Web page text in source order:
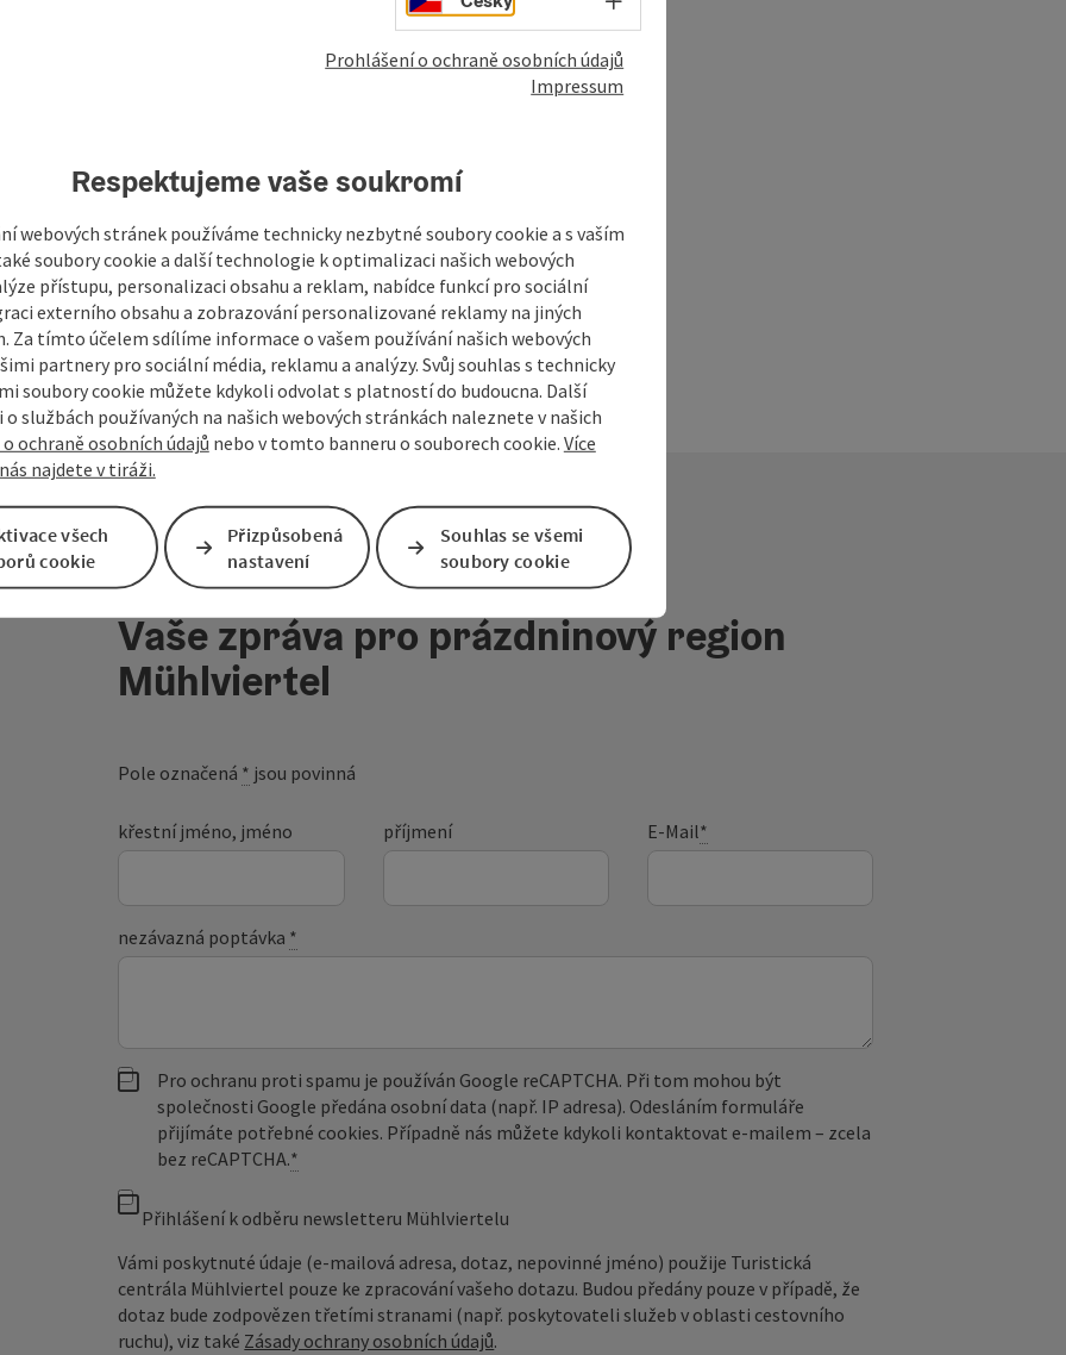
Vytvořit PDF Vytisknout příspěvek
Vaše zpráva pro prázdninový region
Mühlviertel
Pole označená * jsou povinná
křestní jméno, jméno příjmení E-Mail*
nezávazná poptávka *
Pro ochranu proti spamu je používán Google reCAPTCHA. Při tom mohou být
společnosti Google předána osobní data (např. IP adresa). Odesláním formuláře
přijímáte potřebné cookies. Případně nás můžete kdykoli kontaktovat e‑mailem – zcela
bez reCAPTCHA.*
Přihlášení k odběru newsletteru Mühlviertelu
Vámi poskytnuté údaje (e-mailová adresa, dotaz, nepovinné jméno) použije Turistická
centrála Mühlviertel pouze ke zpracování vašeho dotazu. Budou předány pouze v případě, že
dotaz bude zodpovězen třetími stranami (např. poskytovateli služeb v oblasti cestovního
ruchu), viz také Zásady ochrany osobních údajů.
Prohlášení o ochraně osobních údajů
Impressum
Respektujeme vaše soukromí
webových stránek používáme technicky nezbytné soubory cookie a s vaším
soubory cookie a další technologie k optimalizaci našich webových
přístupu, personalizaci obsahu a reklam, nabídce funkcí pro sociální
externího obsahu a zobrazování personalizované reklamy na jiných
Za tímto účelem sdílíme informace o vašem používání našich webových
partnery pro sociální média, reklamu a analýzy. Svůj souhlas s technicky
soubory cookie můžete kdykoli odvolat s platností do budoucna. Další
službách používaných na našich webových stránkách naleznete v našich
ochraně osobních údajů nebo v tomto banneru o souborech cookie. Více
najdete v tiráži.
všech
cookie
Přizpůsobená
nastavení
Souhlas se všemi
soubory cookie